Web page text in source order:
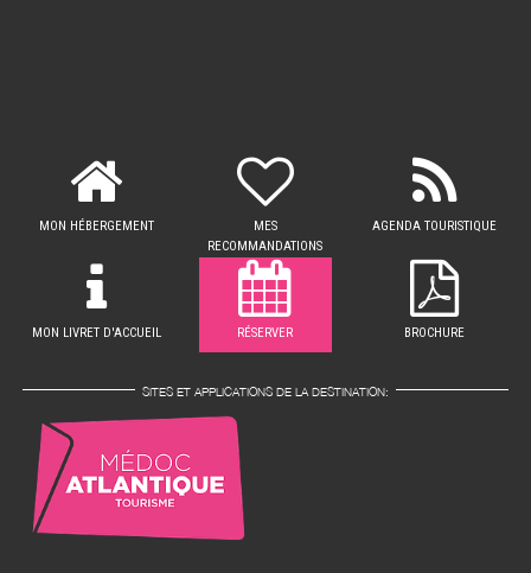
MON HÉBERGEMENT
MES
RECOMMANDATIONS
AGENDA TOURISTIQUE
MON LIVRET D'ACCUEIL RÉSERVER BROCHURE
SITES ET APPLICATIONS DE LA DESTINATION: